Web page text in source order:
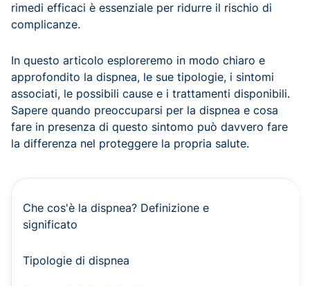
rimedi efficaci è essenziale per ridurre il rischio di
complicanze.
In questo articolo esploreremo in modo chiaro e
approfondito la dispnea, le sue tipologie, i sintomi
associati, le possibili cause e i trattamenti disponibili.
Sapere quando preoccuparsi per la dispnea e cosa
fare in presenza di questo sintomo può davvero fare
la differenza nel proteggere la propria salute.
Che cos'è la dispnea? Definizione e
significato
Tipologie di dispnea